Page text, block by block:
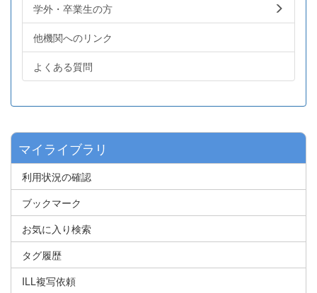
学外・卒業生の方
他機関へのリンク
よくある質問
マイライブラリ
利用状況の確認
ブックマーク
お気に入り検索
タグ履歴
ILL複写依頼